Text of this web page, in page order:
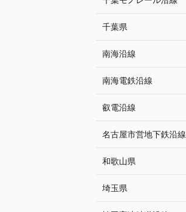
千葉県
南海沿線
南海電鉄沿線
叡電沿線
名古屋市営地下鉄沿線
和歌山県
埼玉県